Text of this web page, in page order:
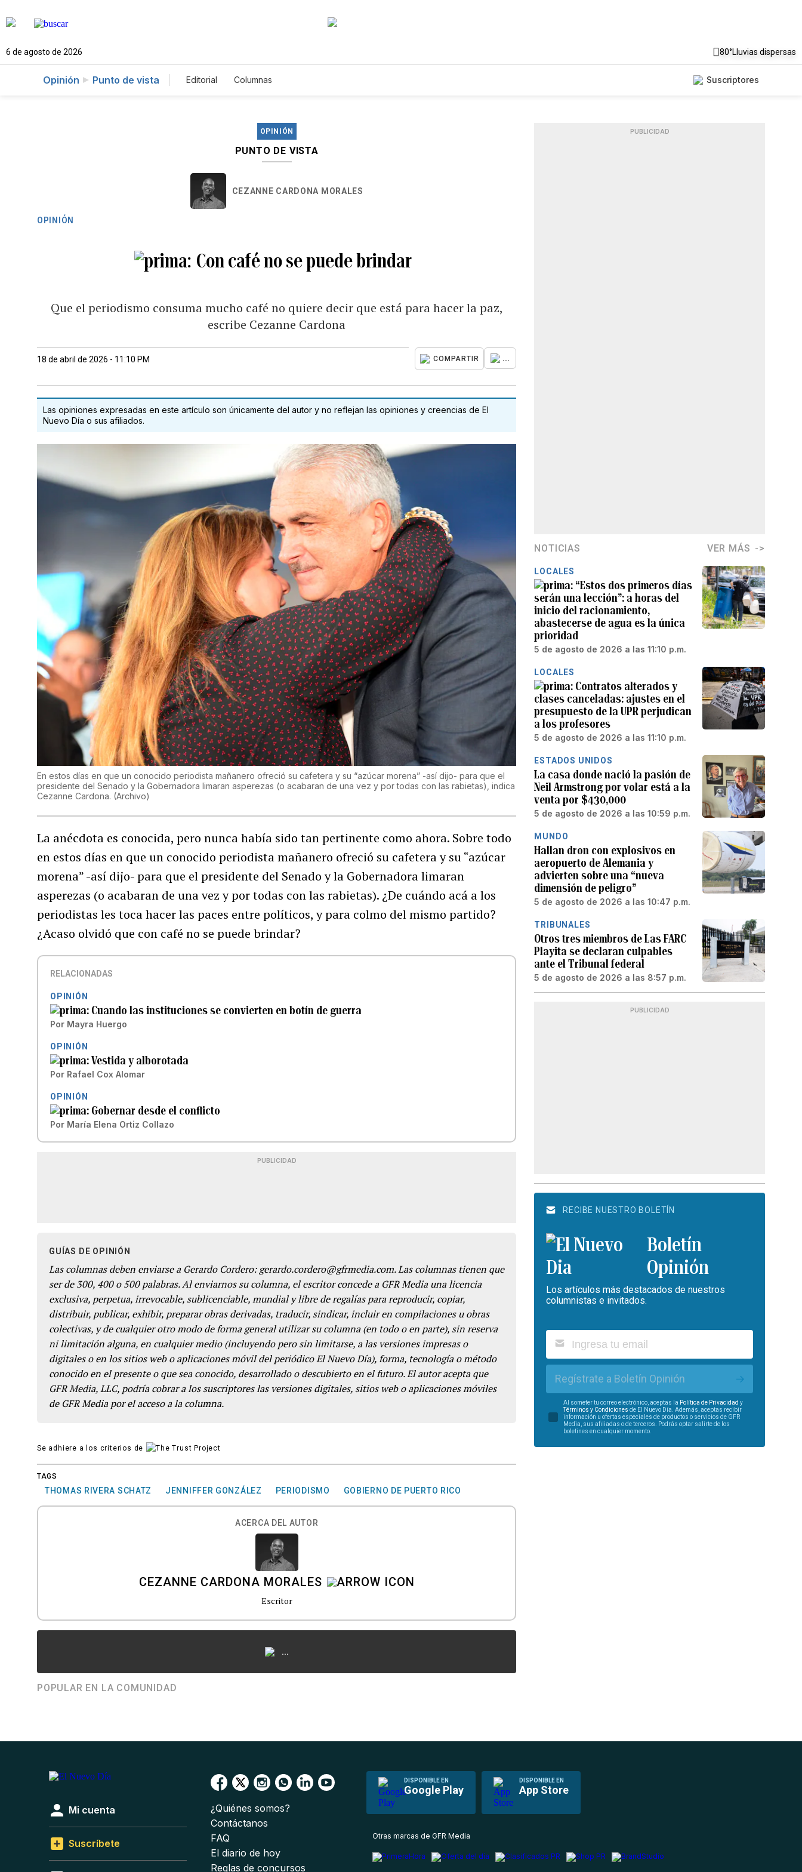
6 de agosto de 2026 80°Lluvias dispersas
Opinión Punto de vista Editorial Columnas Suscriptores
OPINIÓN
PUNTO DE VISTA
CEZANNE CARDONA MORALES
OPINIÓN
Con café no se puede brindar
Que el periodismo consuma mucho café no quiere decir que está para hacer la paz,
escribe Cezanne Cardona
18 de abril de 2026 - 11:10 PM COMPARTIR ...
Las opiniones expresadas en este artículo son únicamente del autor y no reflejan las opiniones y creencias de El
Nuevo Día o sus afiliados.
En estos días en que un conocido periodista mañanero ofreció su cafetera y su “azúcar morena” -así dijo- para que el
presidente del Senado y la Gobernadora limaran asperezas (o acabaran de una vez y por todas con las rabietas), indica
Cezanne Cardona. (Archivo)
La anécdota es conocida, pero nunca había sido tan pertinente como ahora. Sobre todo
en estos días en que un conocido periodista mañanero ofreció su cafetera y su “azúcar
morena” -así dijo- para que el presidente del Senado y la Gobernadora limaran
asperezas (o acabaran de una vez y por todas con las rabietas). ¿De cuándo acá a los
periodistas les toca hacer las paces entre políticos, y para colmo del mismo partido?
¿Acaso olvidó que con café no se puede brindar?
RELACIONADAS
OPINIÓN
Cuando las instituciones se convierten en botín de guerra
Por Mayra Huergo
OPINIÓN
Vestida y alborotada
Por Rafael Cox Alomar
OPINIÓN
Gobernar desde el conflicto
Por María Elena Ortiz Collazo
PUBLICIDAD
GUÍAS DE OPINIÓN
Las columnas deben enviarse a Gerardo Cordero: gerardo.cordero@gfrmedia.com. Las columnas tienen que
ser de 300, 400 o 500 palabras. Al enviarnos su columna, el escritor concede a GFR Media una licencia
exclusiva, perpetua, irrevocable, sublicenciable, mundial y libre de regalías para reproducir, copiar,
distribuir, publicar, exhibir, preparar obras derivadas, traducir, sindicar, incluir en compilaciones u obras
colectivas, y de cualquier otro modo de forma general utilizar su columna (en todo o en parte), sin reserva
ni limitación alguna, en cualquier medio (incluyendo pero sin limitarse, a las versiones impresas o
digitales o en los sitios web o aplicaciones móvil del periódico El Nuevo Día), forma, tecnología o método
conocido en el presente o que sea conocido, desarrollado o descubierto en el futuro. El autor acepta que
GFR Media, LLC, podría cobrar a los suscriptores las versiones digitales, sitios web o aplicaciones móviles
de GFR Media por el acceso a la columna.
Se adhiere a los criterios de
TAGS
THOMAS RIVERA SCHATZ JENNIFFER GONZÁLEZ PERIODISMO GOBIERNO DE PUERTO RICO
ACERCA DEL AUTOR
CEZANNE CARDONA MORALES
Escritor
...
POPULAR EN LA COMUNIDAD
PUBLICIDAD
NOTICIAS VER MÁS
LOCALES
“Estos dos primeros días
serán una lección”: a horas del
inicio del racionamiento,
abastecerse de agua es la única
prioridad
5 de agosto de 2026 a las 11:10 p.m.
LOCALES
Contratos alterados y
clases canceladas: ajustes en el
presupuesto de la UPR perjudican
a los profesores
5 de agosto de 2026 a las 11:10 p.m.
ESTADOS UNIDOS
La casa donde nació la pasión de
Neil Armstrong por volar está a la
venta por $430,000
5 de agosto de 2026 a las 10:59 p.m.
MUNDO
Hallan dron con explosivos en
aeropuerto de Alemania y
advierten sobre una “nueva
dimensión de peligro”
5 de agosto de 2026 a las 10:47 p.m.
TRIBUNALES
Otros tres miembros de Las FARC
Playita se declaran culpables
ante el Tribunal federal
5 de agosto de 2026 a las 8:57 p.m.
PUBLICIDAD
RECIBE NUESTRO BOLETÍN
Boletín
Opinión
Los artículos más destacados de nuestros
columnistas e invitados.
Regístrate a Boletín Opinión
Al someter tu correo electrónico, aceptas la Política de Privacidad y
Términos y Condiciones de El Nuevo Día. Además, aceptas recibir
información u ofertas especiales de productos o servicios de GFR
Media, sus afiliadas o de terceros. Podrás optar salirte de los
boletines en cualquier momento.
DISPONIBLE EN
Google Play
DISPONIBLE EN
App Store
Mi cuenta
Suscríbete
¿Quiénes somos?
Contáctanos
FAQ
El diario de hoy
Reglas de concursos
Otras marcas de GFR Media